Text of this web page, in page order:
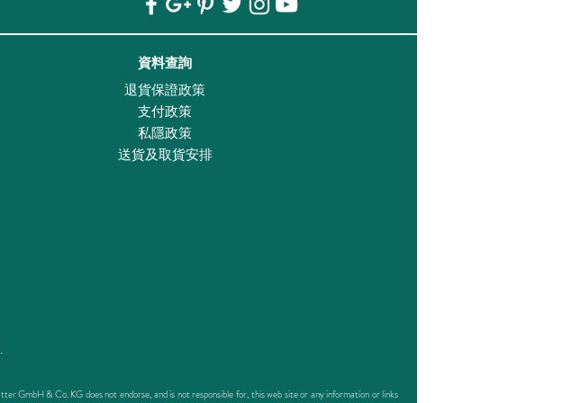
資料查詢
退貨保證政策
支付政策
私隱政策
送貨及取貨安排
GmbH & Co. KG does not endorse, and is not responsible for, this web site or any information or links